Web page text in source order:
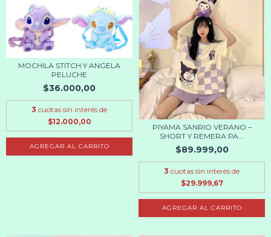
MOCHILA STITCH Y ANGELA
PELUCHE
$36.000,00
3 cuotas sin interés de
$12.000,00
AGREGAR AL CARRITO
PIYAMA SANRIO VERANO –
SHORT Y REMERA PA...
$89.999,00
3 cuotas sin interés de
$29.999,67
AGREGAR AL CARRITO